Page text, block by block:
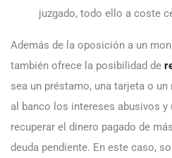
juzgado, todo ello a coste
Además de la oposición a un
también ofrece la posibilidad de
sea un préstamo, una tarjeta o
al banco los intereses abusivos y
recuperar el dinero pagado de
deuda pendiente. En este caso,